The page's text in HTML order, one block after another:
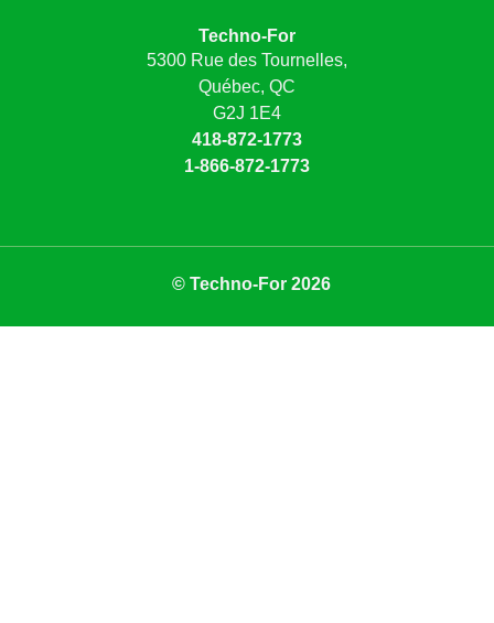
Techno-For
5300 Rue des Tournelles,
Québec, QC
G2J 1E4
418-872-1773
1-866-872-1773
© Techno-For 2026